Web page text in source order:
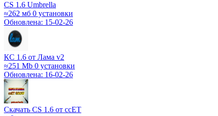
CS 1.6 Umbrella
≈262 мб 0 установки
Обновлена: 15-02-26
КС 1.6 от Лама v2
≈251 Mb 0 установки
Обновлена: 16-02-26
Скачать CS 1.6 от ccET